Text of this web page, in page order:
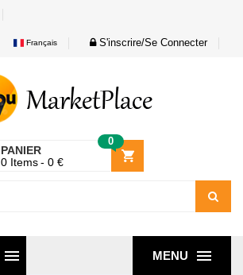
Français S'inscrire/Se Connecter
PANIER
0
0 Items 0 €
MENU